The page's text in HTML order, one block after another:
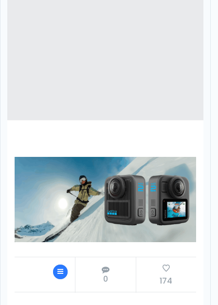
0 174